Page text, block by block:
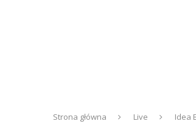
Strona główna Live Idea